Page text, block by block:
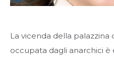
La vicenda della palazzina
occupata dagli anarchici